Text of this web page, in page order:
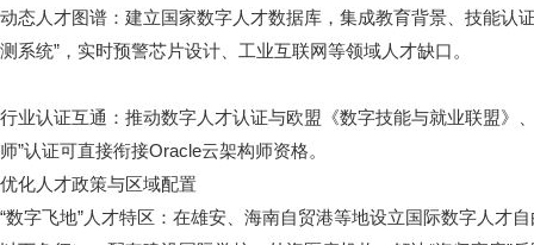
动态人才图谱：建立国家数字人才数据库，集成教育背景、技能认
测系统”，实时预警芯片设计、工业互联网等领域人才缺口。
行业认证互通：推动数字人才认证与欧盟《数字技能与就业联盟》
师”认证可直接衔接Oracle云架构师资格。
优化人才政策与区域配置
“数字飞地”人才特区：在雄安、海南自贸港等地设立国际数字人才